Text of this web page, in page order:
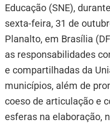
Educação (SNE),
sexta-feira, 31 de
Planalto, em Brasília
as responsabilidades
e compartilhadas da
municípios, além de
coeso de articulação e
esferas na elaboração,